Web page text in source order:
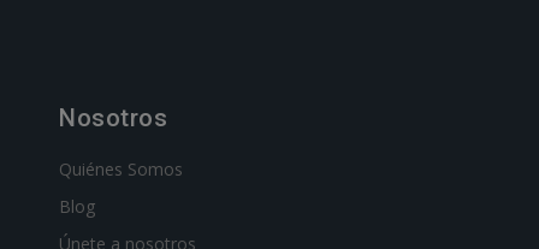
Nosotros
Quiénes Somos
Blog
Únete a nosotros